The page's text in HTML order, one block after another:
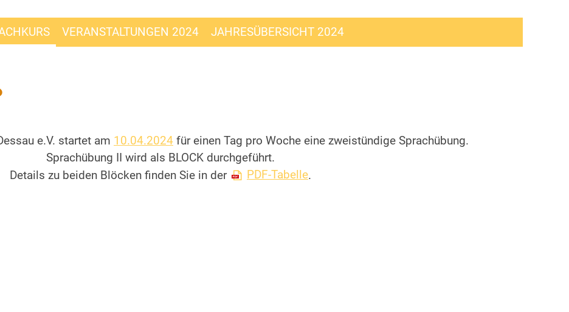
VERANSTALTUNGEN 2024 JAHRESÜBERSICHT 2024
e.V. startet am 10.04.2024 für einen Tag pro Woche eine zweistündige Sprachübung.
Sprachübung II wird als BLOCK durchgeführt.
Details zu beiden Blöcken finden Sie in der
PDF-Tabelle.